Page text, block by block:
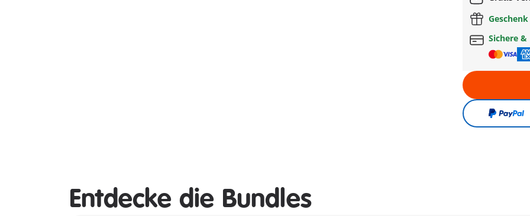
Geschenk
Sichere &
Entdecke die Bundles